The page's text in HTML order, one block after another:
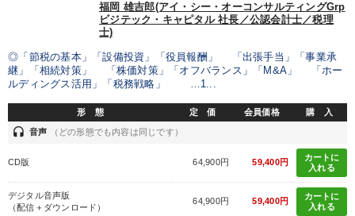
福岡 雄吉郎(アイ・シー・オーコンサルティングGrp
ビジテック・キャピタル 社長／公認会計士／税理
士)
◎「節税の基本」「設備投資」「役員報酬」 「出張手当」「事業承
継」「相続対策」 「株価対策」「オフバランス」「M&A」 「ホー
ルディングス活用」「税務戦略」 …1...
形 態 定 価 会員価格 購 入
headset 音声 （どの形態でも内容は同じです）
CD版 64,900円 59,400円
カートに
入れる
デジタル音声版
（配信＋ダウンロード）
64,900円 59,400円
カートに
入れる